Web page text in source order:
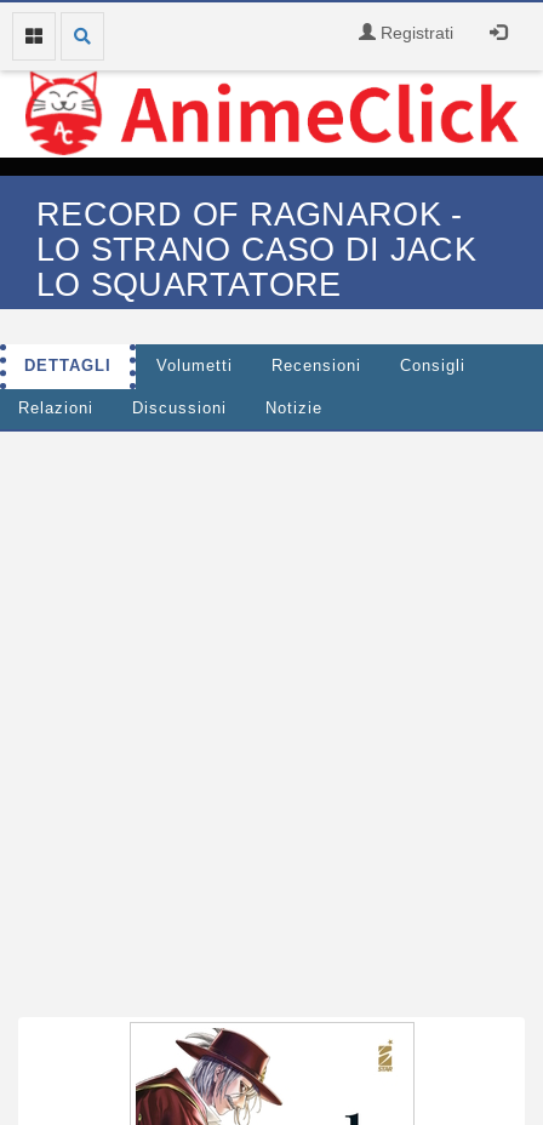
Registrati
RECORD OF RAGNAROK -
LO STRANO CASO DI JACK
LO SQUARTATORE
DETTAGLI Volumetti Recensioni Consigli
Relazioni Discussioni Notizie